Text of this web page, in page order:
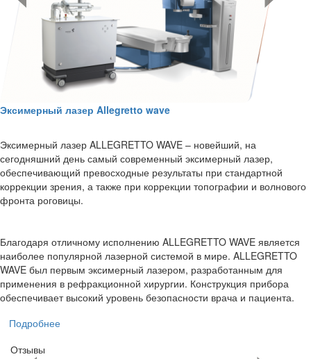
Эксимерный лазер Allegretto wave
Эксимерный лазер ALLEGRETTO WAVE – новейший, на
сегодняшний день самый современный эксимерный лазер,
обеспечивающий превосходные результаты при стандартной
коррекции зрения, а также при коррекции топографии и волнового
фронта роговицы.
Благодаря отличному исполнению ALLEGRETTO WAVE является
наиболее популярной лазерной системой в мире. ALLEGRETTO
WAVE был первым эксимерный лазером, разработанным для
применения в рефракционной хирургии. Конструкция прибора
обеспечивает высокий уровень безопасности врача и пациента.
Подробнее
Отзывы